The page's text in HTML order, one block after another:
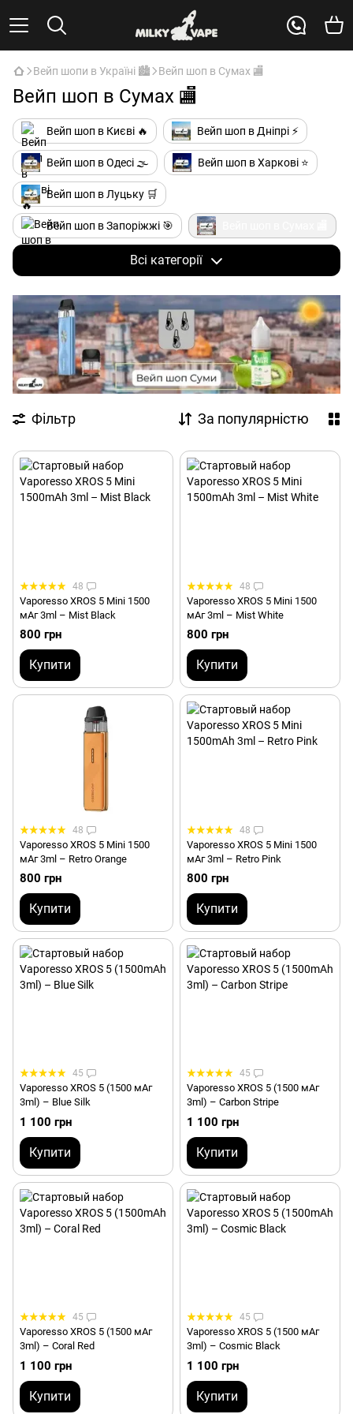
Вейп шопи в Україні 🏙️ Вейп шоп в Сумах 🏬
Вейп шоп в Сумах 🏬
Вейп шоп в Києві 🔥 Вейп шоп в Дніпрі ⚡
Вейп шоп в Одесі 🌫️ Вейп шоп в Харкові ⭐
Вейп шоп в Луцьку 🛒
Вейп шоп в Запоріжжі 🎯
Вейп шоп у Львові 🆕Всі категорії
Фільтр За популярністю
48
Vaporesso XROS 5 Mini 1500
мАг 3ml – Mist Black
800 грн
Купити
48
Vaporesso XROS 5 Mini 1500
мАг 3ml – Mist White
800 грн
Купити
48
Vaporesso XROS 5 Mini 1500
мАг 3ml – Retro Orange
800 грн
Купити
48
Vaporesso XROS 5 Mini 1500
мАг 3ml – Retro Pink
800 грн
Купити
45
Vaporesso XROS 5 (1500 мАг
3ml) – Blue Silk
1 100 грн
Купити
45
Vaporesso XROS 5 (1500 мАг
3ml) – Carbon Stripe
1 100 грн
Купити
45
Vaporesso XROS 5 (1500 мАг
3ml) – Coral Red
1 100 грн
Купити
45
Vaporesso XROS 5 (1500 мАг
3ml) – Cosmic Black
1 100 грн
Купити